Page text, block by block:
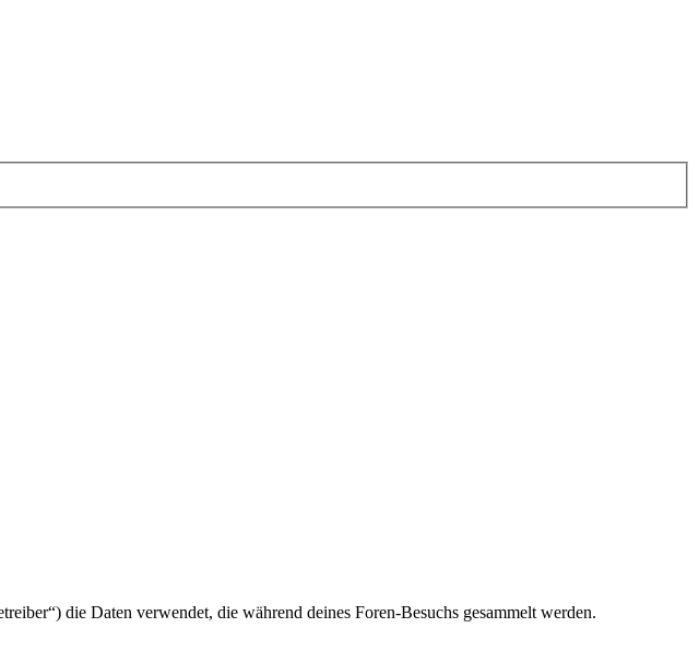
die Daten verwendet, die während deines Foren-Besuchs gesammelt werden.